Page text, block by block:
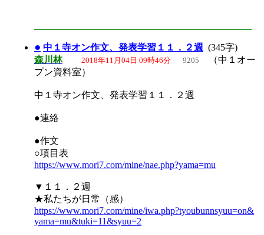
● 中１寺オン作文、発表学習１１．２週 (345字)
森川林
2018年11月04日 09時46分 9205
（中１オー
プン資料室）
中１寺オン作文、発表学習１１．２週
●連絡
●作文
○項目表
https://www.mori7.com/mine/nae.php?yama=mu
▼１１．２週
★私たちが日常（感）
https://www.mori7.com/mine/iwa.php?tyoubunnsyuu=on&
yama=mu&tuki=11&syuu=2